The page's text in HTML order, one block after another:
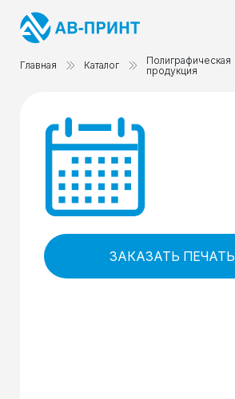
Главная Каталог
Полиграфическая
продукция
ЗАКАЗАТЬ ПЕЧАТЬ